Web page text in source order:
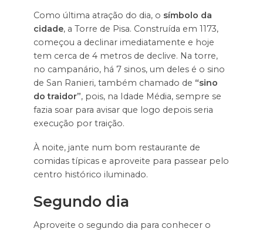
Como última atração do dia, o símbolo da
cidade, a Torre de Pisa. Construída em 1173,
começou a declinar imediatamente e hoje
tem cerca de 4 metros de declive. Na torre,
no campanário, há 7 sinos, um deles é o sino
de San Ranieri, também chamado de “sino
do traidor”, pois, na Idade Média, sempre se
fazia soar para avisar que logo depois seria
execução por traição.
À noite, jante num bom restaurante de
comidas típicas e aproveite para passear pelo
centro histórico iluminado.
Segundo dia
Aproveite o segundo dia para conhecer o